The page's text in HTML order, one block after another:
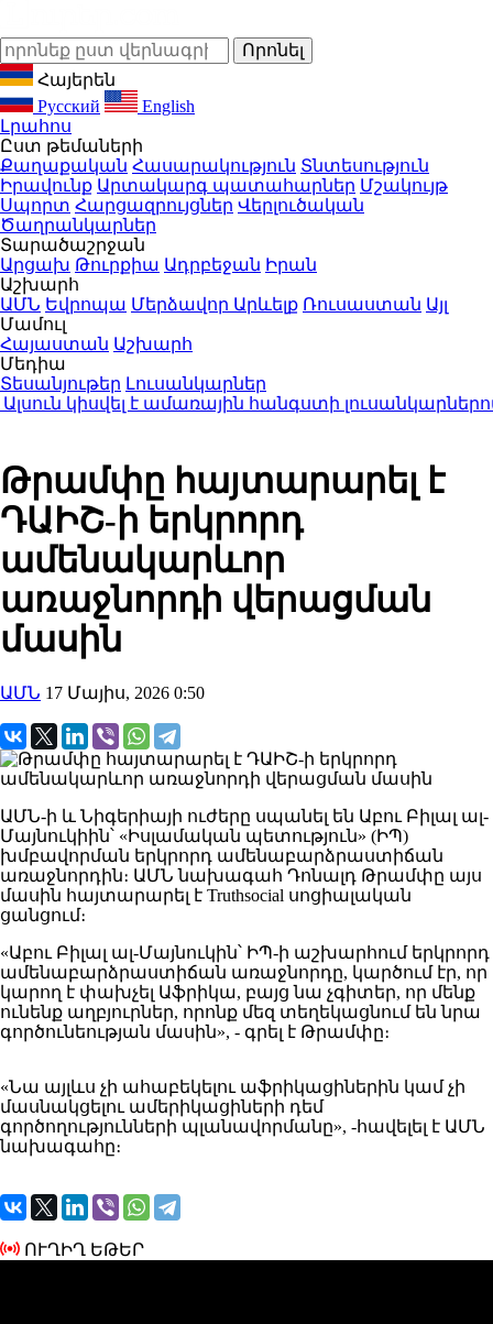
Հայերեն
Русский
English
Լրահոս
Ըստ թեմաների
Քաղաքական Հասարակություն Տնտեսություն
Իրավունք Արտակարգ պատահարներ Մշակույթ
Սպորտ Հարցազրույցներ Վերլուծական
Ծաղրանկարներ
Տարածաշրջան
Արցախ Թուրքիա Ադրբեջան Իրան
Աշխարհ
ԱՄՆ Եվրոպա Մերձավոր Արևելք Ռուսաստան Այլ
Մամուլ
Հայաստան Աշխարհ
Մեդիա
Տեսանյութեր Լուսանկարներ
կիսվել է ամառային հանգստի լուսանկարներով
Թրամփը հայտարարել է
ԴԱԻՇ-ի երկրորդ
ամենակարևոր
առաջնորդի վերացման
մասին
ԱՄՆ 17 Մայիս, 2026 0:50
ԱՄՆ-ի և Նիգերիայի ուժերը սպանել են Աբու Բիլալ ալ-
Մայնուկիին՝ «Իսլամական պետություն» (ԻՊ)
խմբավորման երկրորդ ամենաբարձրաստիճան
առաջնորդին։ ԱՄՆ նախագահ Դոնալդ Թրամփը այս
մասին հայտարարել է Truthsocial սոցիալական
ցանցում։
«Աբու Բիլալ ալ-Մայնուկին՝ ԻՊ-ի աշխարհում երկրորդ
ամենաբարձրաստիճան առաջնորդը, կարծում էր, որ
կարող է փախչել Աֆրիկա, բայց նա չգիտեր, որ մենք
ունենք աղբյուրներ, որոնք մեզ տեղեկացնում են նրա
գործունեության մասին», - գրել է Թրամփը։
«Նա այլևս չի ահաբեկելու աֆրիկացիներին կամ չի
մասնակցելու ամերիկացիների դեմ
գործողությունների պլանավորմանը», -հավելել է ԱՄՆ
նախագահը։
ՈՒՂԻՂ ԵԹԵՐ